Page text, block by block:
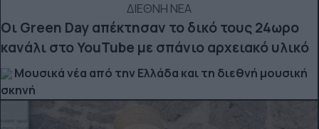
ΔΙΕΘΝΗ ΝΕΑ
Οι Green Day απέκτησαν το δικό τους 24ωρο
κανάλι στο YouTube με σπάνιο αρχειακό υλικό
Μουσικά νέα από την Ελλάδα και τη διεθνή μουσική
σκηνή